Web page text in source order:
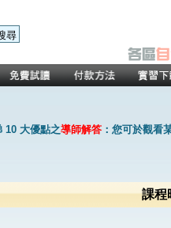
10 大優點之導師解答：您可於觀看
課程